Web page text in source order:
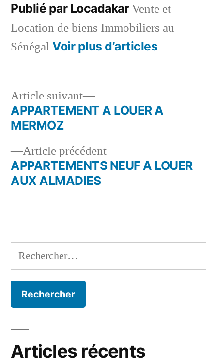
Publié par LocadakarVente et
Location de biens Immobiliers au
Sénégal Voir plus d’articles
Navigation
l’article
Article précédentArticle
précédent :
APPARTEMENTS NEUF A LOUER
AUX ALMADIES
Article suivant
Article
suivant :
APPARTEMENT A LOUER A
MERMOZ
Rechercher :
Articles récents